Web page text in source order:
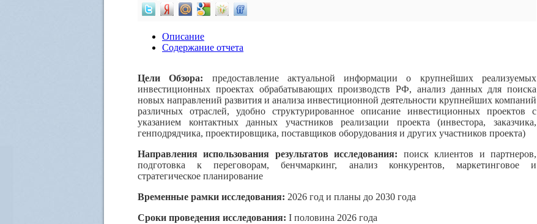
Описание
Содержание отчета
Цели Обзора: предоставление актуальной информации о крупнейших реализуемых
инвестиционных проектах обрабатывающих производств РФ, анализ данных для поиска
новых направлений развития и анализа инвестиционной деятельности крупнейших компаний
различных отраслей, удобно структурированное описание инвестиционных проектов с
указанием контактных данных участников реализации проекта (инвестора, заказчика,
генподрядчика, проектировщика, поставщиков оборудования и других участников проекта)
Направления использования результатов исследования: поиск клиентов и партнеров,
подготовка к переговорам, бенчмаркинг, анализ конкурентов, маркетинговое и
стратегическое планирование
Временные рамки исследования: 2026 год и планы до 2030 года
Сроки проведения исследования: I половина 2026 года